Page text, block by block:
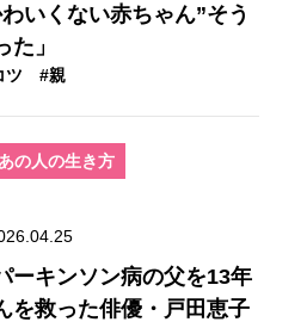
いくない赤ちゃん”そう
」
ツ #親
あの人の生き方
ーキンソン病の父を13年
を救った俳優・戸田恵子